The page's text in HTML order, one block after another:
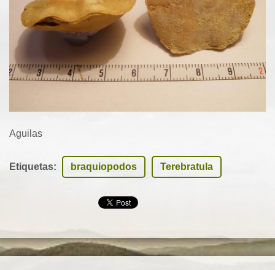
Aguilas
Etiquetas: braquiopodos Terebratula